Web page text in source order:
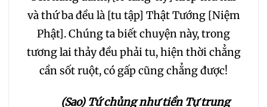
148 149 150 151
152 153 154 155
và thứ ba đều là [tu tập] Thật Tướng [Niệm
Phật]. Chúng ta biết chuyện này, trong
tương lai thảy đều phải tu, hiện thời chẳng
cần sốt ruột, có gấp cũng chẳng được!
(Sao) Tứ chủng như tiền Tự trung